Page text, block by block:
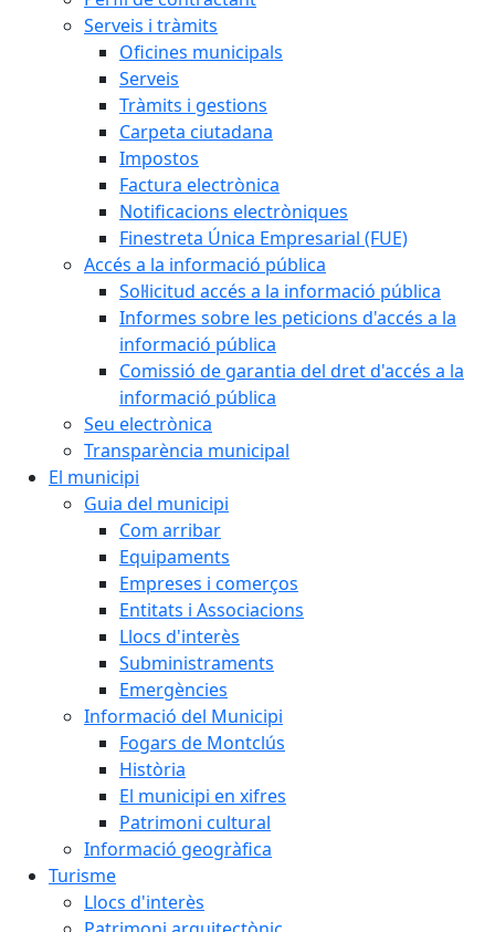
Serveis i tràmits
Oficines municipals
Serveis
Tràmits i gestions
Carpeta ciutadana
Impostos
Factura electrònica
Notificacions electròniques
Finestreta Única Empresarial (FUE)
Accés a la informació pública
Sol·licitud accés a la informació pública
Informes sobre les peticions d'accés a la
informació pública
Comissió de garantia del dret d'accés a la
informació pública
Seu electrònica
Transparència municipal
El municipi
Guia del municipi
Com arribar
Equipaments
Empreses i comerços
Entitats i Associacions
Llocs d'interès
Subministraments
Emergències
Informació del Municipi
Fogars de Montclús
Història
El municipi en xifres
Patrimoni cultural
Informació geogràfica
Turisme
Llocs d'interès